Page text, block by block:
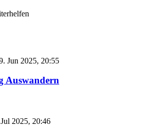
Jun 2025, 20:55
Auswandern
2025, 20:46